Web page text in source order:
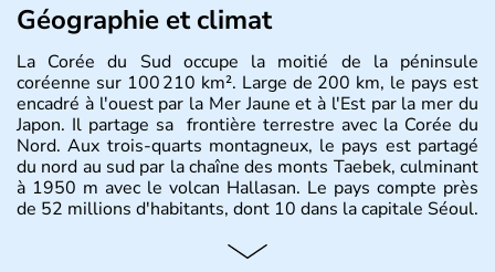
Géographie et climat
La Corée du Sud occupe la moitié de la péninsule
coréenne sur 100 210 km². Large de 200 km, le pays est
encadré à l'ouest par la Mer Jaune et à l'Est par la mer du
Japon. Il partage sa frontière terrestre avec la Corée du
Nord. Aux trois-quarts montagneux, le pays est partagé
du nord au sud par la chaîne des monts Taebek, culminant
à 1950 m avec le volcan Hallasan. Le pays compte près
de 52 millions d'habitants, dont 10 dans la capitale Séoul.
Histoire et administration